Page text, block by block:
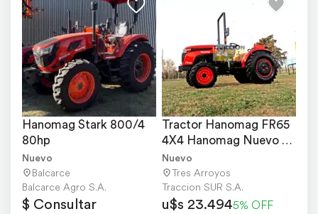
Hanomag Stark 800/4
80hp
Nuevo
Balcarce
Balcarce Agro S.A.
$ Consultar
Tractor Hanomag FR65
4X4 Hanomag Nuevo
60 HP Nuevo
Nuevo
Tres Arroyos
Traccion SUR S.A.
u$s 23.4945% OFF